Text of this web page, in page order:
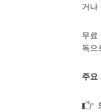
거나
무료
독으
주요